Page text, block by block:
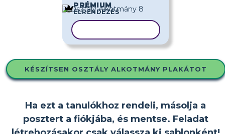
PRÉMIUM
ELRENDEZÉS
KÉSZÍTSEN OSZTÁLY ALKOTMÁNY PLAKÁTOT
Ha ezt a tanulókhoz rendeli, másolja a
posztert a fiókjába, és mentse. Feladat